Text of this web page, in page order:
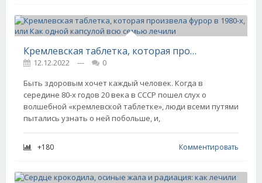
Кремлевская таблетка, которая произвела фурор в 1980-х, или Как одной капсулой всю семью лечили
12.12.2022 ---
0
Быть здоровым хочет каждый человек. Когда в
середине 80-х годов 20 века в СССР пошел слух о
волшебной «кремлевской таблетке», люди всеми путями
пытались узнать о ней побольше, и,
+180 Комментировать